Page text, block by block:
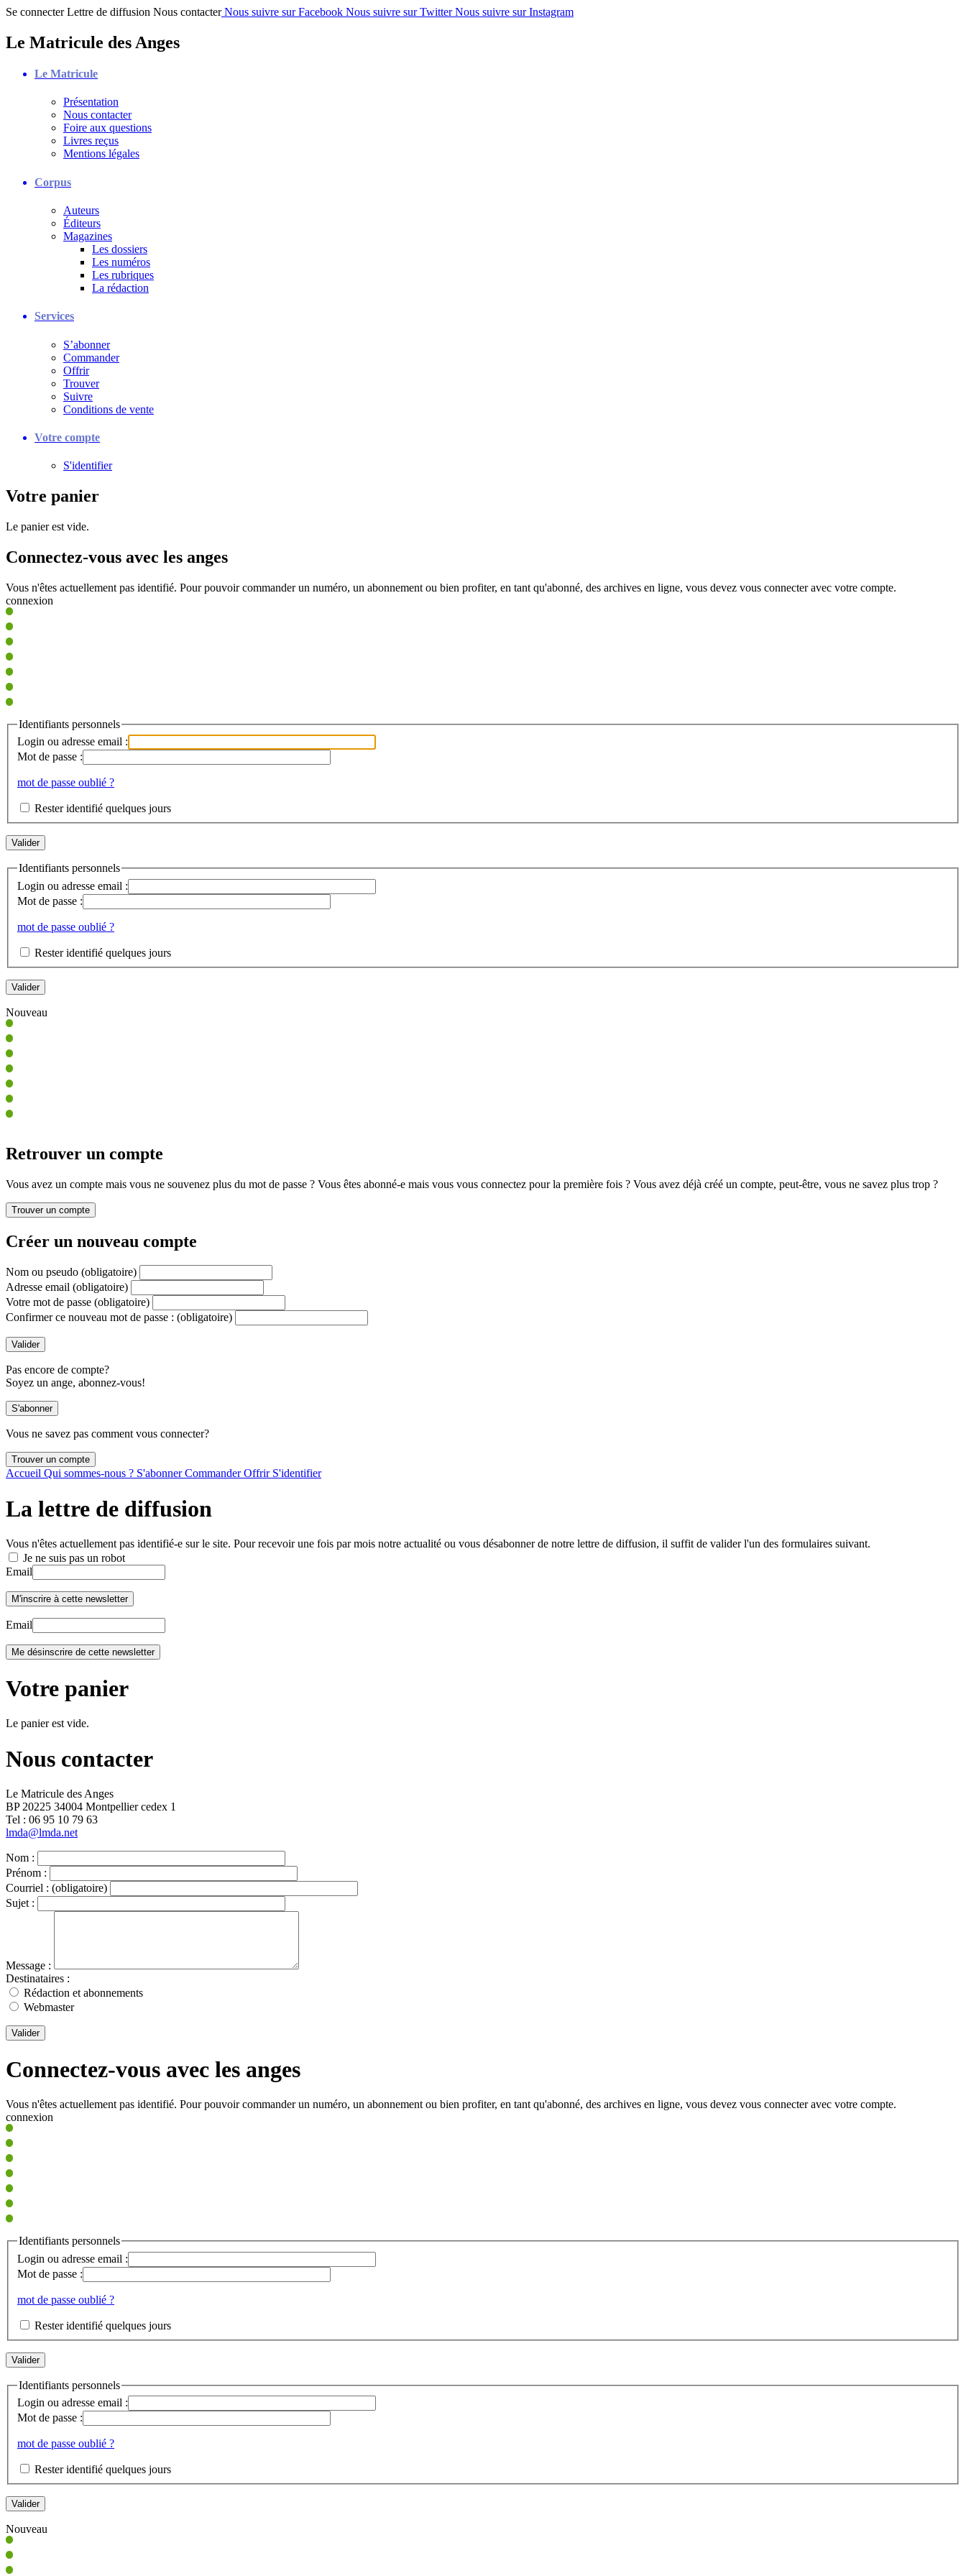
Se connecter Lettre de diffusion Nous contacter Nous suivre sur Facebook Nous suivre sur Twitter Nous suivre sur Instagram
Le Matricule des Anges
Le Matricule
Présentation
Nous contacter
Foire aux questions
Livres reçus
Mentions légales
Corpus
Auteurs
Éditeurs
Magazines
Les dossiers
Les numéros
Les rubriques
La rédaction
Services
S’abonner
Commander
Offrir
Trouver
Suivre
Conditions de vente
Votre compte
S'identifier
Votre panier
Le panier est vide.
Connectez-vous avec les anges
Vous n'êtes actuellement pas identifié. Pour pouvoir commander un numéro, un abonnement ou bien profiter, en tant qu'abonné, des archives en ligne, vous devez vous connecter avec votre compte.
connexion
Identifiants personnels
Login ou adresse email :
Mot de passe :
mot de passe oublié ?
Rester identifié quelques jours
Identifiants personnels
Login ou adresse email :
Mot de passe :
mot de passe oublié ?
Rester identifié quelques jours
Nouveau
Retrouver un compte
Vous avez un compte mais vous ne souvenez plus du mot de passe ? Vous êtes abonné-e mais vous vous connectez pour la première fois ? Vous avez déjà créé un compte, peut-être, vous ne savez plus trop ?
Créer un nouveau compte
Nom ou pseudo (obligatoire)
Adresse email (obligatoire)
Votre mot de passe (obligatoire)
Confirmer ce nouveau mot de passe : (obligatoire)
Pas encore de compte?
Soyez un ange, abonnez-vous!
Vous ne savez pas comment vous connecter?
Accueil Qui sommes-nous ? S'abonnerCommanderOffrir S'identifier
La lettre de diffusion
Vous n'êtes actuellement pas identifié-e sur le site. Pour recevoir une fois par mois notre actualité ou vous désabonner de notre lettre de diffusion, il suffit de valider l'un des formulaires suivant.
Je ne suis pas un robot
Email
Email
Votre panier
Le panier est vide.
Nous contacter
Le Matricule des Anges
BP 20225 34004 Montpellier cedex 1
Tel : ‭06 95 10 79 63
lmda@lmda.net
Nom :
Prénom :
Courriel : (obligatoire)
Sujet :
Message :
Destinataires :
Rédaction et abonnements
Webmaster
Valider
Connectez-vous avec les anges
Vous n'êtes actuellement pas identifié. Pour pouvoir commander un numéro, un abonnement ou bien profiter, en tant qu'abonné, des archives en ligne, vous devez vous connecter avec votre compte.
connexion
Identifiants personnels
Login ou adresse email :
Mot de passe :
mot de passe oublié ?
Rester identifié quelques jours
Identifiants personnels
Login ou adresse email :
Mot de passe :
mot de passe oublié ?
Rester identifié quelques jours
Nouveau